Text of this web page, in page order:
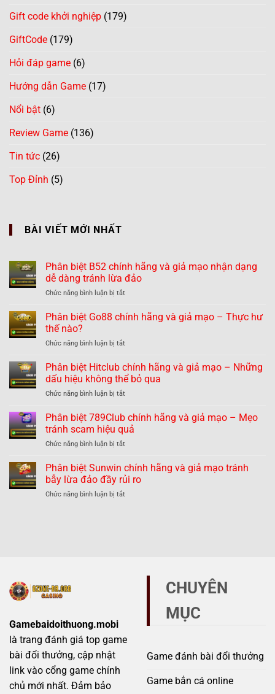
Gift code khởi nghiệp (179)
GiftCode (179)
Hỏi đáp game (6)
Hướng dẫn Game (17)
Nổi bật (6)
Review Game (136)
Tin tức (26)
Top Đỉnh (5)
BÀI VIẾT MỚI NHẤT
Phân biệt B52 chính hãng và giả mạo nhận dạng
dễ dàng tránh lừa đảo
Chức năng bình luận bị tắt
biệt
hãng
giả
mạo
dạng
dàng
tránh
Phân biệt Go88 chính hãng và giả mạo – Thực hư
thế nào?
Chức năng bình luận bị tắt
biệt
Go88
chính
hãng
giả
mạo
Thực
thế
nào?
Phân biệt Hitclub chính hãng và giả mạo – Những
dấu hiệu không thể bỏ qua
Chức năng bình luận bị tắt
biệt
Hitclub
chính
hãng
giả
mạo
Những
Phân biệt 789Club chính hãng và giả mạo – Mẹo
tránh scam hiệu quả
Chức năng bình luận bị tắt
biệt
789Club
chính
hãng
Phân biệt Sunwin chính hãng và giả mạo tránh
bẫy lừa đảo đầy rủi ro
Chức năng bình luận bị tắt
rủi
Gamebaidoithuong.mobi
là trang đánh giá top game
bài đổi thưởng, cập nhật
link vào cổng game chính
chủ mới nhất. Đảm bảo
CHUYÊN
MỤC
Game đánh bài đổi thưởng
Game bắn cá online